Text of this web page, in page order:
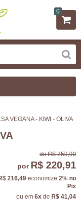
0
VEGANA - KIWI - OLIVA
de R$ 259,90
por R$ 220,91
216,49 economize 2% no
Pix
ou em 6x de R$ 41,04